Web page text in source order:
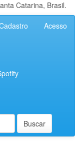
Catarina, Brasil.
Acesso
Buscar